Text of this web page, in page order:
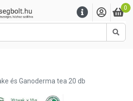
0
és Ganoderma tea 20 db